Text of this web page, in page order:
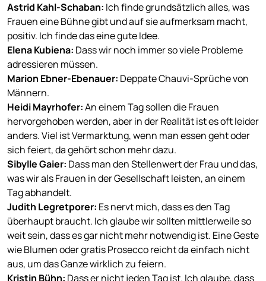
Astrid Kahl-Schaban: Ich finde grundsätzlich alles, was
Frauen eine Bühne gibt und auf sie aufmerksam macht,
positiv. Ich finde das eine gute Idee.
Elena Kubiena: Dass wir noch immer so viele Probleme
adressieren müssen.
Marion Ebner-Ebenauer: Deppate Chauvi-Sprüche von
Männern.
Heidi Mayrhofer:An einem Tag sollen die Frauen
hervorgehoben werden, aber in der Realität ist es oft leider
anders. Viel ist Vermarktung, wenn man essen geht oder
sich feiert, da gehört schon mehr dazu.
Sibylle Gaier: Dass man den Stellenwert der Frau und das,
was wir als Frauen in der Gesellschaft leisten, an einem
Tag abhandelt.
Judith Legretporer: Es nervt mich, dass es den Tag
überhaupt braucht. Ich glaube wir sollten mittlerweile so
weit sein, dass es gar nicht mehr notwendig ist. Eine Geste
wie Blumen oder gratis Prosecco reicht da einfach nicht
aus, um das Ganze wirklich zu feiern.
Kristin Bühn: Dass er nicht jeden Tag ist. Ich glaube, dass